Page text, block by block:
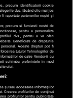
precum identificatorii cookie
dvs. făcând clic mai jos
raportate partenerilor noștri și
precum si furnizorii nostri de
pentru a personaliza
dvs., pentru a va oferi
Beneficiati de drepturile
Aceste drepturi pot fi
folosirea tuturor Tehnologiilor de
de catre Vendor-ii cu
schimba preferintele in mod
ului.
și/sau accesarea informațiilor
Crearea profilurilor de conținut
profilurilor pentru publicitate